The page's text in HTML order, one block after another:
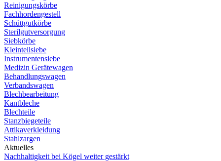
Reinigungskörbe
Fachhordengestell
Schüttgutkörbe
Sterilgutversorgung
Siebkörbe
Kleinteilsiebe
Instrumentensiebe
Medizin Gerätewagen
Behandlungswagen
Verbandswagen
Blechbearbeitung
Kantbleche
Blechteile
Stanzbiegeteile
Attikaverkleidung
Stahlzargen
Aktuelles
Nachhaltigkeit bei Kögel weiter gestärkt